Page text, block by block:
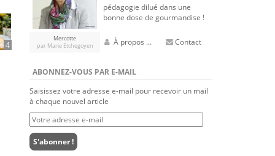
4
pédagogie dilué dans une
bonne dose de gourmandise !
Mercotte
par Marie Etchegoyen
À propos ... Contact
ABONNEZ-VOUS PAR E-MAIL
Saisissez votre adresse e-mail pour recevoir un mail
à chaque nouvel article
Votre
adresse
e-
mail
S'abonner !